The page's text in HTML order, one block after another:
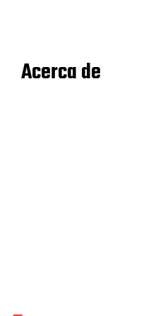
Acerca de